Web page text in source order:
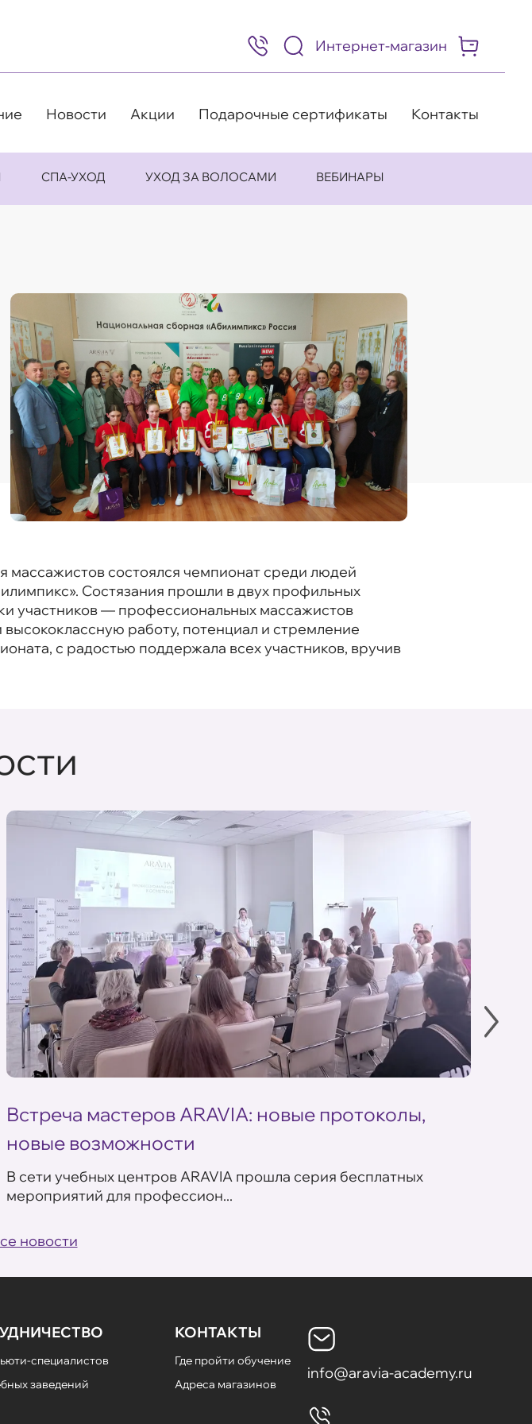
8
(495)
505-
98
Интернет-магазин
Новости Акции Подарочные сертификаты Контакты
СПА-УХОД УХОД ЗА ВОЛОСАМИ ВЕБИНАРЫ
состоялся чемпионат среди людей
Состязания прошли в двух профильных
участников — профессиональных массажистов
работу, потенциал и стремление
с радостью поддержала всех участников, вручив
Встреча мастеров ARAVIA: новые протоколы,
новые возможности
В сети учебных центров ARAVIA прошла серия бесплатных
мероприятий для профессион...
новости
специалистов
заведений
КОНТАКТЫ
Где пройти обучение
Адреса магазинов
info@aravia-academy.ru